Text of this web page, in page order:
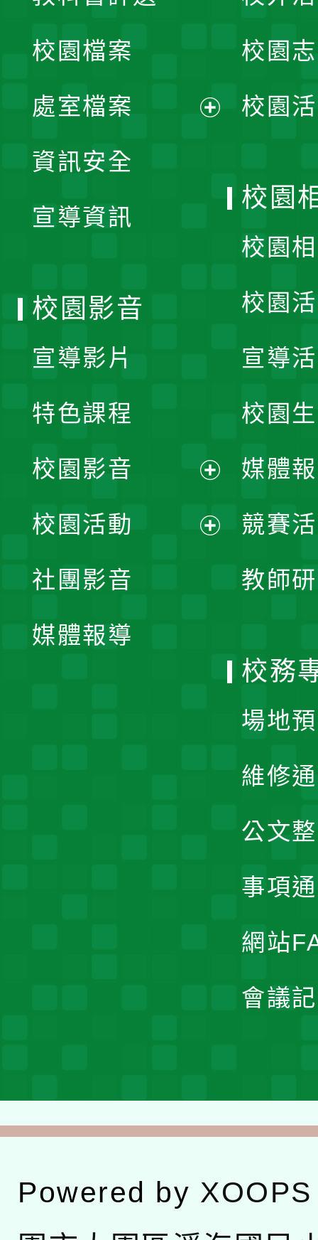
單
校園檔案
處室檔案
資訊安全
宣導資訊
校園
校園
校園
校園
校園
宣導
校園
媒體
競賽
教師
校園影音
宣導影片
特色課程
校園影音
開
校園活動
社團影音
媒體報導
校務
場地
維修
公文
事項
網站
會議
Powered by XOOPS